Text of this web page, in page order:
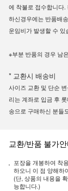
에 착불로 접수합니다
하신경우에는 반품배
운임비가 발생할 수 있
※부분 반품의 경우 남
* 교환시 배송비
사이즈 교환 및 단순
리는 계좌로 입금 후
송으로 구매하신 분들
교환/반품 불가
포장을 개봉하여 착
하오니 이 점 양해하
(단, 상품의 내용을
능합니다.)